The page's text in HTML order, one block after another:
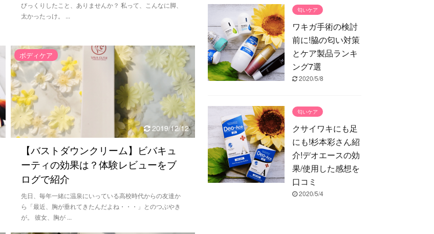
びっくりしたこと、ありませんか？ 私って、こんなに脚、
太かったっけ。 ...
2019/12/12
ボディケア
【バストダウンクリーム】ビバキュ
ーティの効果は？体験レビューをブ
ログで紹介
先日、毎年一緒に温泉にいっている高校時代からの友達か
ら「最近、胸が垂れてきたんだよね・・・」とのつぶやき
が。 彼女、胸が ...
匂いケア
ワキガ手術の検討
前に!脇の匂い対策
とケア製品ランキ
ング7選
2020/5/8
匂いケア
クサイワキにも足
にも!杉本彩さん紹
介!デオエースの効
果/使用した感想を
口コミ
2020/5/4